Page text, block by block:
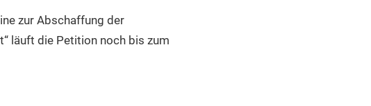
zur Abschaffung der
läuft die Petition noch bis zum